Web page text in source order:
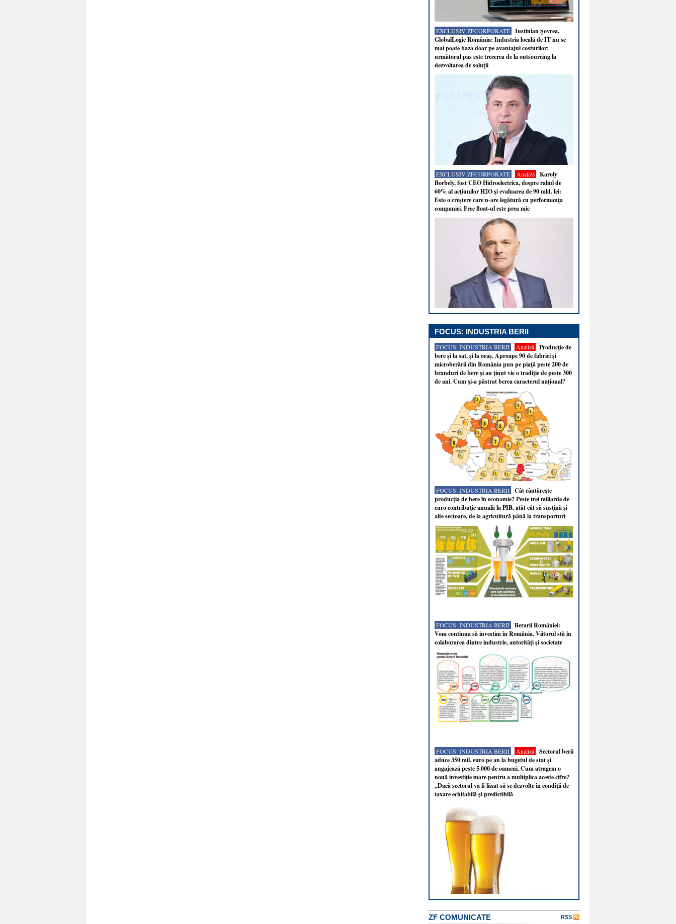
EXCLUSIV ZFCORPORATE
Iustinian Şovrea,
GlobalLogic România: Industria locală de IT nu se
mai poate baza doar pe avantajul costurilor;
următorul pas este trecerea de la outsourcing la
dezvoltarea de soluţii
EXCLUSIV ZFCORPORATE Analiză
Karoly
Borbely, fost CEO Hidroelectrica, despre raliul de
60% al acţiunilor H2O şi evaluarea de 90 mld. lei:
Este o creştere care n-are legătură cu performanţa
companiei. Free float-ul este prea mic
FOCUS: INDUSTRIA BERII
FOCUS: INDUSTRIA BERII Analiză
Producţie de
bere şi la sat, şi la oraş. Aproape 90 de fabrici şi
microberării din România pun pe piaţă peste 200 de
branduri de bere şi au ţinut vie o tradiţie de peste 300
de ani. Cum şi-a păstrat berea caracterul naţional?
FOCUS: INDUSTRIA BERII
Cât cântăreşte
producţia de bere în economie? Peste trei miliarde de
euro contribuţie anuală la PIB, atât cât să susţină şi
alte sectoare, de la agricultură până la transporturi
FOCUS: INDUSTRIA BERII
Berarii României:
Vom continua să investim în România. Viitorul stă în
colaborarea dintre industrie, autorităţi şi societate
FOCUS: INDUSTRIA BERII Analiză
Sectorul berii
aduce 350 mil. euro pe an la bugetul de stat şi
angajează peste 5.000 de oameni. Cum atragem o
nouă investiţie mare pentru a multiplica aceste cifre?
„Dacă sectorul va fi lăsat să se dezvolte în condiţii de
taxare echitabilă şi predictibilă
ZF COMUNICATE RSS